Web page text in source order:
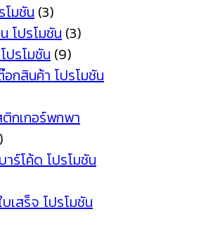
โมชัน (3)
โปรโมชัน (3)
ปรโมชัน (9)
กสินค้า โปรโมชัน
กเกอร์พกพา
ร์โค้ด โปรโมชัน
เสร็จ โปรโมชัน